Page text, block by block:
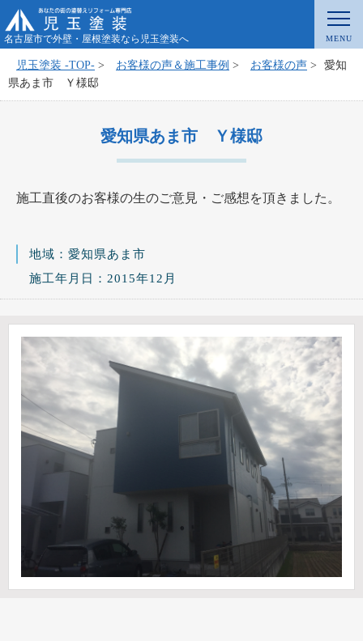
名古屋市で外壁・屋根塗装なら児玉塗装へ
児玉塗装 -TOP- > お客様の声＆施工事例 > お客様の声 >
愛知
県あま市 Ｙ様邸
愛知県あま市 Ｙ様邸
施工直後のお客様の生のご意見・ご感想を頂きました。
地域：愛知県あま市
施工年月日：2015年12月